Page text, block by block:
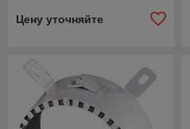
Цену уточняйте